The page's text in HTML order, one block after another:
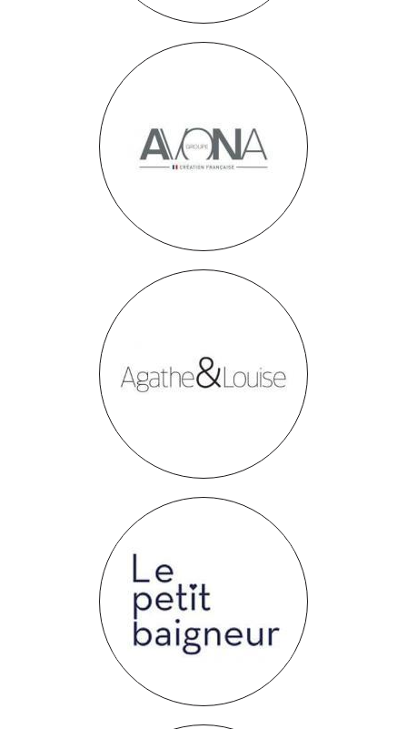
Avona
Agathe & Louise
Le petit baigneur